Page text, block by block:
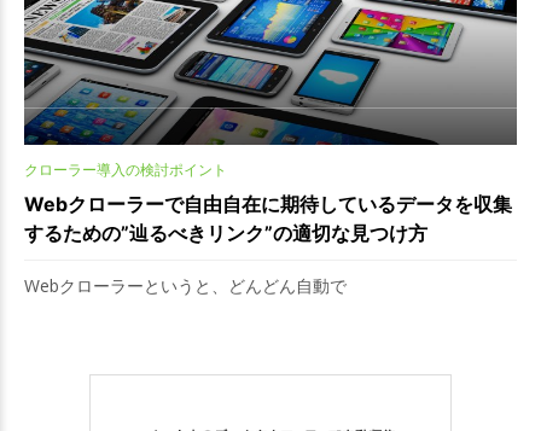
クローラー導入の検討ポイント
Webクローラーで自由自在に期待しているデータを収集
するための”辿るべきリンク”の適切な見つけ方
Webクローラーというと、どんどん自動で